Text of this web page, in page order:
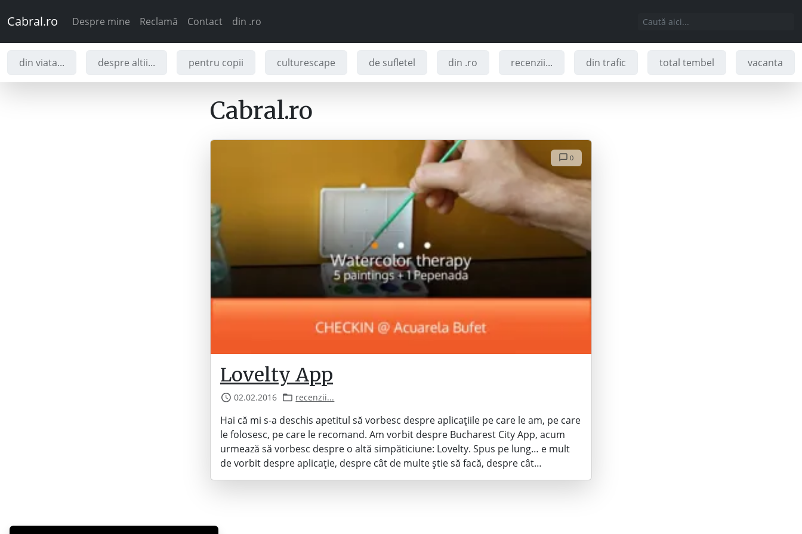
Cabral.ro Despre mine Reclamă Contact din .ro
din viata... despre altii... pentru copii culturescape de sufletel din .ro recenzii... din trafic total tembel vacanta
Cabral.ro
0
Lovelty App
02.02.2016 recenzii...
Hai că mi s-a deschis apetitul să vorbesc despre aplicațiile pe care le am, pe care
le folosesc, pe care le recomand. Am vorbit despre Bucharest City App, acum
urmează să vorbesc despre o altă simpăticiune: Lovelty. Spus pe lung… e mult
de vorbit despre aplicație, despre cât de multe știe să facă, despre cât…